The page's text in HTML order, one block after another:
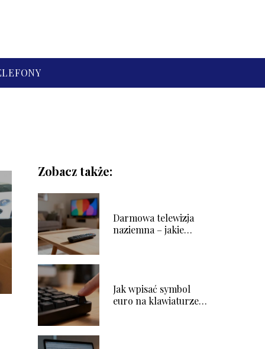
Zobacz także:
Darmowa telewizja
naziemna – jakie
Jak wpisać symbol
euro na klawiaturze?